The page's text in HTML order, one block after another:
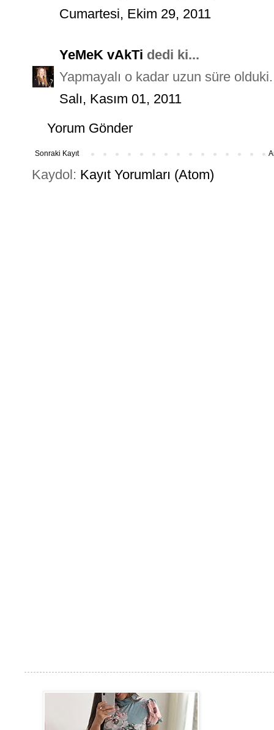
Cumartesi, Ekim 29, 2011
YeMeK vAkTi dedi ki...
Yapmayalı o kadar uzun süre
Salı, Kasım 01, 2011
Yorum Gönder
Sonraki Kayıt
Kaydol: Kayıt Yorumları (Atom)